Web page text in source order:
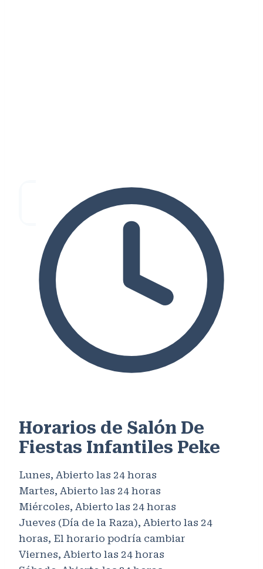
Horarios de Salón De
Fiestas Infantiles Peke
Lunes, Abierto las 24 horas
Martes, Abierto las 24 horas
Miércoles, Abierto las 24 horas
Jueves (Día de la Raza), Abierto las 24
horas, El horario podría cambiar
Viernes, Abierto las 24 horas